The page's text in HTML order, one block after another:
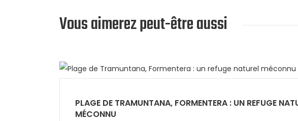
Vous aimerez peut-être aussi
PLAGE DE TRAMUNTANA, FORMENTERA : UN REFUGE
MÉCONNU